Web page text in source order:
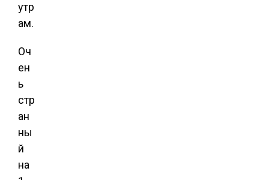
утр
ам.
Оч
ен
ь
стр
ан
ны
й
на